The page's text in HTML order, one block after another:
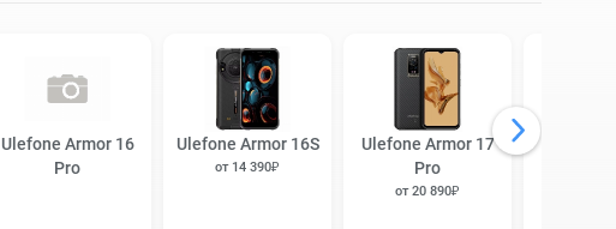
Ulefone Armor 16
Pro
Ulefone Armor 16S
от 14 390₽
Ulefone Armor 17
Pro
от 20 890₽